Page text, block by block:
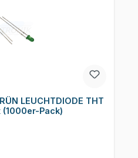
LEUCHTDIODE THT
(1000er-Pack)